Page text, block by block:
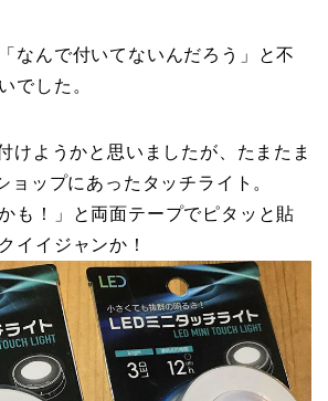
なんで付いてないんだろう」と不
でした。
けようかと思いましたが、たまたま
ョップにあったタッチライト。
も！」と両面テープでピタッと貼
イイジャンか！